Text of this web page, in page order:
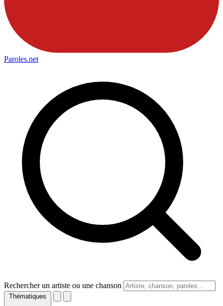
Paroles.net
Rechercher un artiste ou une chanson
Thématiques